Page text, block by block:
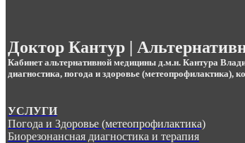
Доктор Кантур |
Кабинет альтернативной медицины д.м.н. Кантура
диагностика, погода и здоровье (метеопрофилактика),
УСЛУГИ
Погода и Здоровье (метеопрофилактика)
Биорезонансная диагностика и терапия